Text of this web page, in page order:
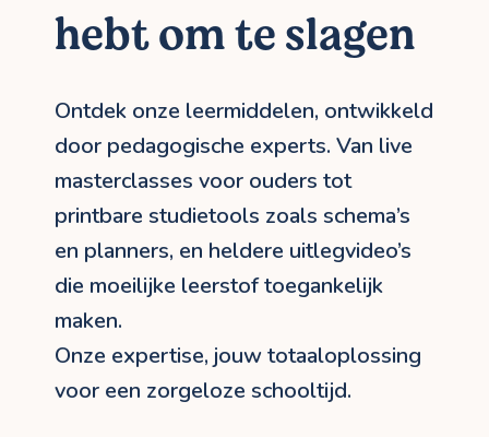
hebt om te slagen
Ontdek onze leermiddelen, ontwikkeld
door pedagogische experts. Van live
masterclasses voor ouders tot
printbare studietools zoals schema’s
en planners, en heldere uitlegvideo’s
die moeilijke leerstof toegankelijk
maken.
Onze expertise, jouw totaaloplossing
voor een zorgeloze schooltijd.